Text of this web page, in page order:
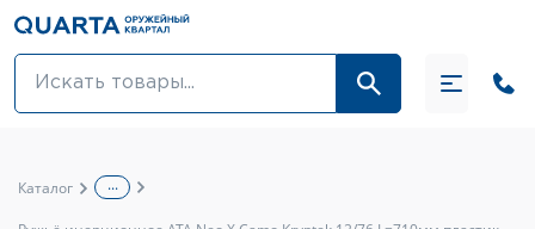
Оптовикам
Каталог ...